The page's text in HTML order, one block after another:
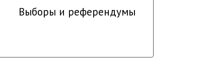
Выборы и референдумы